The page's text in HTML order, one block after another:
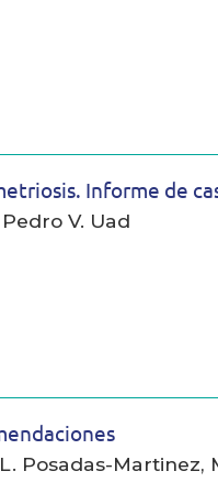
Informe de
V. Uad
Posadas-